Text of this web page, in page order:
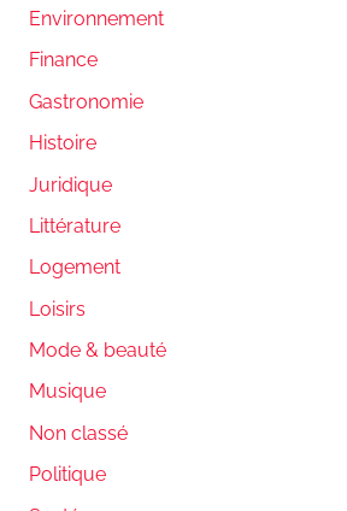
Environnement
Finance
Gastronomie
Histoire
Juridique
Littérature
Logement
Loisirs
Mode & beauté
Musique
Non classé
Politique